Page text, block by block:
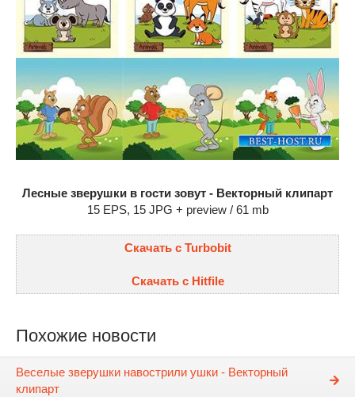
Лесные зверушки в гости зовут - Векторный клипарт
15 EPS, 15 JPG + preview / 61 mb
Скачать с Turbobit
Скачать с Hitfile
Похожие новости
Веселые зверушки навострили ушки - Векторный
клипарт